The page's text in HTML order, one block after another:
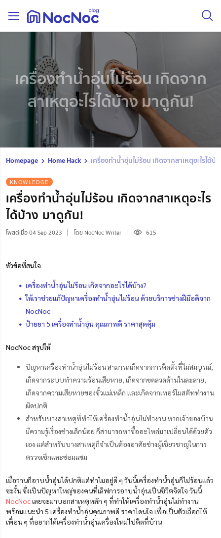
เครื่องทําน้ำอุ่นไม่ร้อน เกิดจาก
สาเหตุอะไรได้บ้าง มาดูกัน!
Homepage Home Hack เครื่องทําน้ำอุ่นไม่ร้อน เกิดจากสาเหตุอะไรได้
KNOWLEDGE
เครื่องทําน้ำอุ่นไม่ร้อน เกิดจากสาเหตุอะไร
ได้บ้าง มาดูกัน!
โพสต์เมื่อ 04 Sep 2023 โดย NocNoc Writer 615
หัวข้อที่สนใจ
เครื่องทําน้ำอุ่นไม่ร้อน เกิดจากอะไรได้บ้าง?
ให้เราช่วยแก้ปัญหาเครื่องทําน้ำอุ่นไม่ร้อน ด้วยบริการช่างฝีมือดีจาก
NocNoc
ป้ายยา 5 เครื่องทําน้ำอุ่น คุณภาพดี ราคาสุดคุ้ม
NocNoc สรุปให้
ปัญหาเครื่องทําน้ำอุ่นไม่ร้อน สามารถเกิดจากการติดตั้งที่ไม่สมบูรณ์,
เกิดจากระบบทำความร้อนเสียหาย, เกิดจากขดลวดด้านในละลาย,
เกิดจากความเสียหายของขั้วแม่เหล็ก และเกิดจากเทอร์โมสตัททำงาน
ผิดปกติ
สำหรับบางสาเหตุที่ทำให้เครื่องทำน้ำอุ่นไม่ทำงาน หากเจ้าของบ้าน
มีความรู้เรื่องช่างเล็กน้อย ก็สามารถหาซื้ออะไหล่มาเปลี่ยนได้ด้วยตัว
เอง แต่สำหรับบางสาเหตุก็จำเป็นต้องอาศัยช่างผู้เชี่ยวชาญในการ
ตรวจเช็กและซ่อมแซม
เมื่อวานก็อาบน้ำอุ่นได้ปกติแต่ทำไมอยู่ดี ๆ วันนี้เครื่องทำน้ำอุ่นก็ไม่ร้อนแล้ว
ซะงั้น ซึ่งเป็นปัญหาใหญ่ของคนที่เลิฟการอาบน้ำอุ่นเป็นชีวิตจิตใจ วันนี้
NocNocเลยจะมาบอกสาเหตุหลัก ๆ ที่ทำให้เครื่องทำน้ำอุ่นไม่ทำงาน
พร้อมแนะนำ 5 เครื่องทำน้ำอุ่นคุณภาพดี ราคาโดนใจ เพื่อเป็นตัวเลือกให้
เพื่อน ๆ ที่อยากได้เครื่องทำน้ำอุ่นเครื่องใหม่ไปติดที่บ้าน